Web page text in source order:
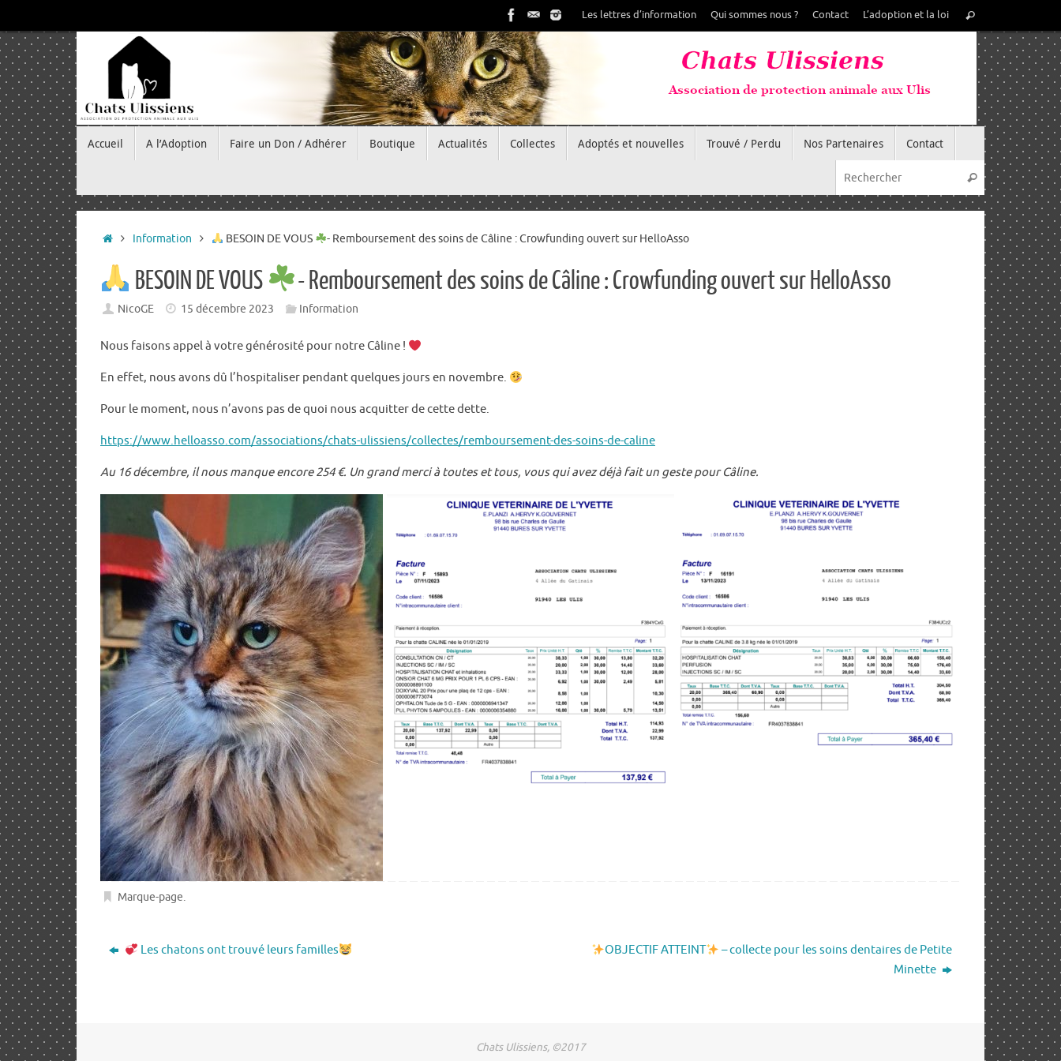
au
contenu
Les lettres d’information Qui sommes nous ? Contact L’adoption et la loi
pour
Rechercher
au
contenu
Accueil A l’Adoption Faire un Don / Adhérer Boutique Actualités Collectes Adoptés et nouvelles Trouvé / Perdu Nos Partenaires
Contact
Recherche
Rechercher
Accueil
Information BESOIN DE VOUS - Remboursement des soins de Câline : Crowfunding ouvert sur HelloAsso
BESOIN DE VOUS - Remboursement des soins de Câline : Crowfunding ouvert sur HelloAsso
NicoGE 15 décembre 2023 Information
Nous faisons appel à votre générosité pour notre Câline !
En effet, nous avons dû l’hospitaliser pendant quelques jours en novembre.
Pour le moment, nous n’avons pas de quoi nous acquitter de cette dette.
https://www.helloasso.com/associations/chats-ulissiens/collectes/remboursement-des-soins-de-caline
Au 16 décembre, il nous manque encore 254 €. Un grand merci à toutes et tous, vous qui avez déjà fait un geste pour Câline.
Marque-page.
Les chatons ont trouvé leurs familles OBJECTIF ATTEINT
– collecte pour les soins dentaires de Petite
Minette
Chats Ulissiens, ©2017